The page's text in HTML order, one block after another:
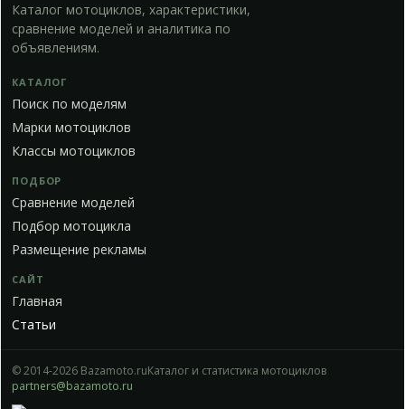
Каталог мотоциклов, характеристики,
сравнение моделей и аналитика по
объявлениям.
КАТАЛОГ
Поиск по моделям
Марки мотоциклов
Классы мотоциклов
ПОДБОР
Сравнение моделей
Подбор мотоцикла
Размещение рекламы
САЙТ
Главная
Статьи
© 2014-2026 Bazamoto.ruКаталог и статистика мотоциклов
partners@bazamoto.ru